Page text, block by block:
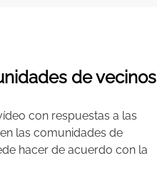
de vecinos
con respuestas a las
las comunidades de
hacer de acuerdo con la